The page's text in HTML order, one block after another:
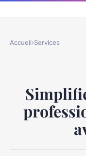
Accueil›Services